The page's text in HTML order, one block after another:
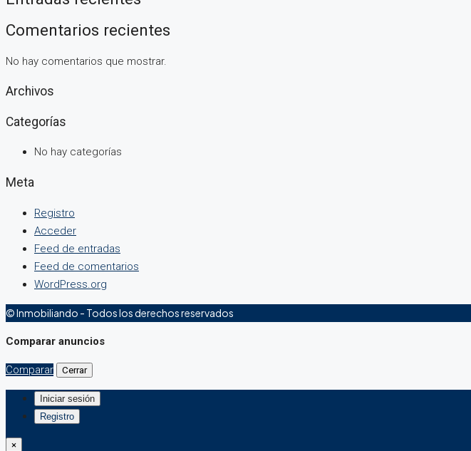
Comentarios recientes
No hay comentarios que mostrar.
Archivos
Categorías
No hay categorías
Meta
Registro
Acceder
Feed de entradas
Feed de comentarios
WordPress.org
© Inmobiliando - Todos los derechos reservados
Comparar anuncios
Comparar Cerrar
Iniciar sesión
Registro
×